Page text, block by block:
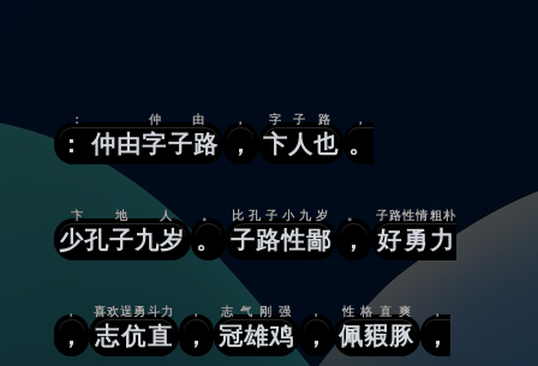
： 仲由字子路
： 仲由
，
，
卞人也
字子路
。
，
少孔子九岁
卞地人
。
。
子路性鄙
比孔子小九岁
，
。
好勇力
子路性情粗朴
，
，
志伉直
喜欢逞勇斗力
，
，
冠雄鸡
志气刚强
，
，
佩豭豚
性格直爽
，
，